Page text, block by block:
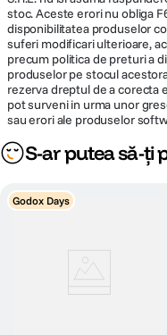
stoc. Aceste erori nu obliga
disponibilitatea produselor
suferi modificari ulterioare,
precum politica de preturi a
produselor pe stocul
rezerva dreptul de a corecta
pot surveni in urma unor
sau erori ale produselor
S-ar putea să-ți
Godox Days